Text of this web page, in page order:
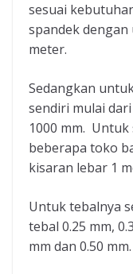
sesuai
spandek
meter.
Sedangkan
sendiri mulai
1000 mm.
beberapa toko
kisaran lebar 1
Untuk tebalnya
tebal 0.25 mm,
mm dan 0.50 mm.